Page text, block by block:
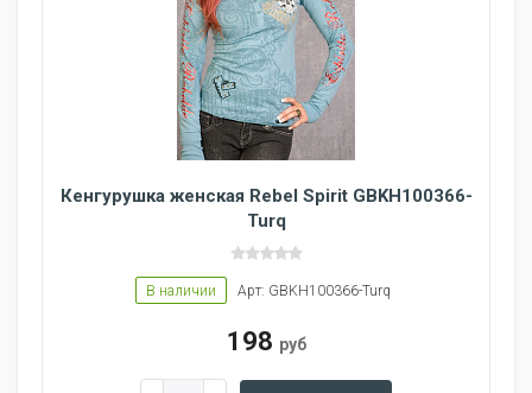
Кенгурушка женская Rebel Spirit GBKH100366-
Turq
В наличии Арт: GBKH100366-Turq
198 руб